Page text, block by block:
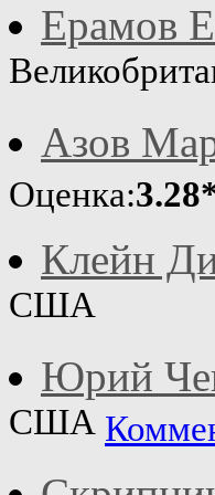
Ерамов
Азов
Оценка:
Клейн
США
Юрий
США